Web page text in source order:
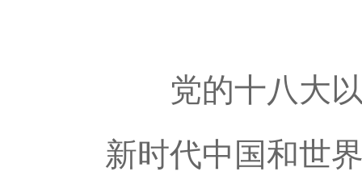
党的十八大以
新时代中国和世